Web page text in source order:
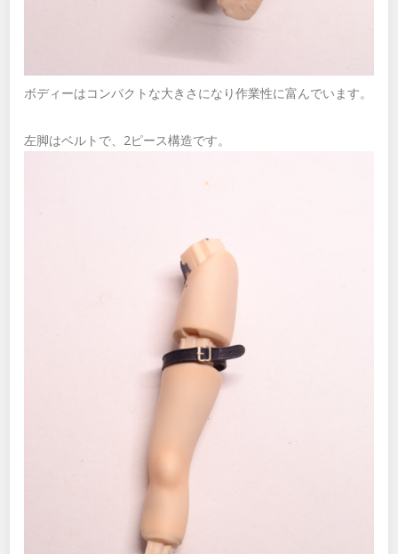
ボディーはコンパクトな大きさになり作業性に富んでいます。
左脚はベルトで、2ピース構造です。